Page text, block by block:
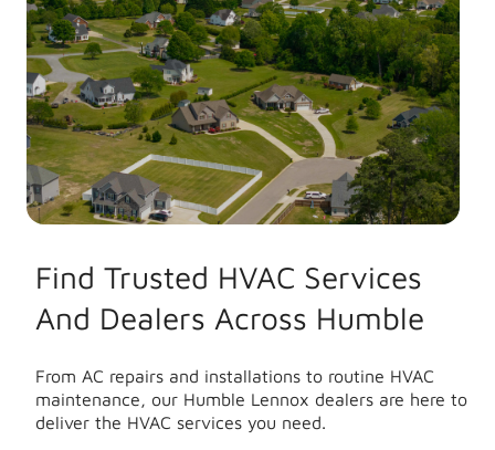
Find Trusted HVAC Services
And Dealers Across Humble
From AC repairs and installations to routine HVAC
maintenance, our Humble Lennox dealers are here to
deliver the HVAC services you need.